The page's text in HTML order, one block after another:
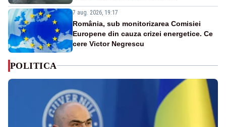
7 aug. 2026, 19:17
România, sub monitorizarea Comisiei
Europene din cauza crizei energetice. Ce
cere Victor Negrescu
POLITICA